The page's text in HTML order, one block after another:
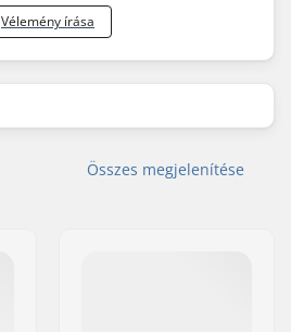
Vélemény írása
Összes megjelenítése